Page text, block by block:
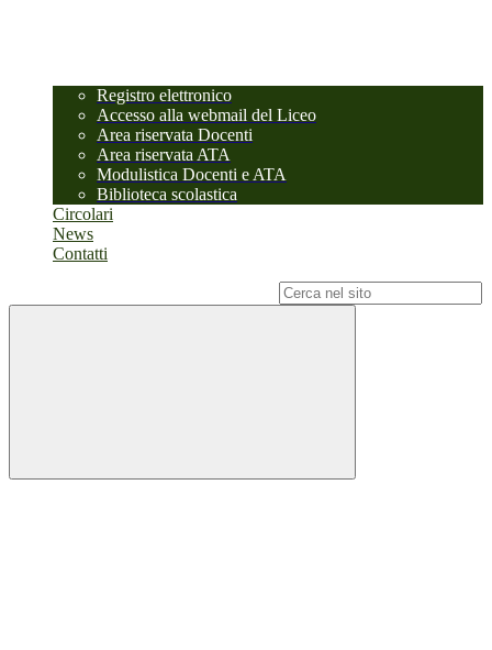
Registro elettronico
Accesso alla webmail del Liceo
Area riservata Docenti
Area riservata ATA
Modulistica Docenti e ATA
Biblioteca scolastica
Circolari
News
Contatti